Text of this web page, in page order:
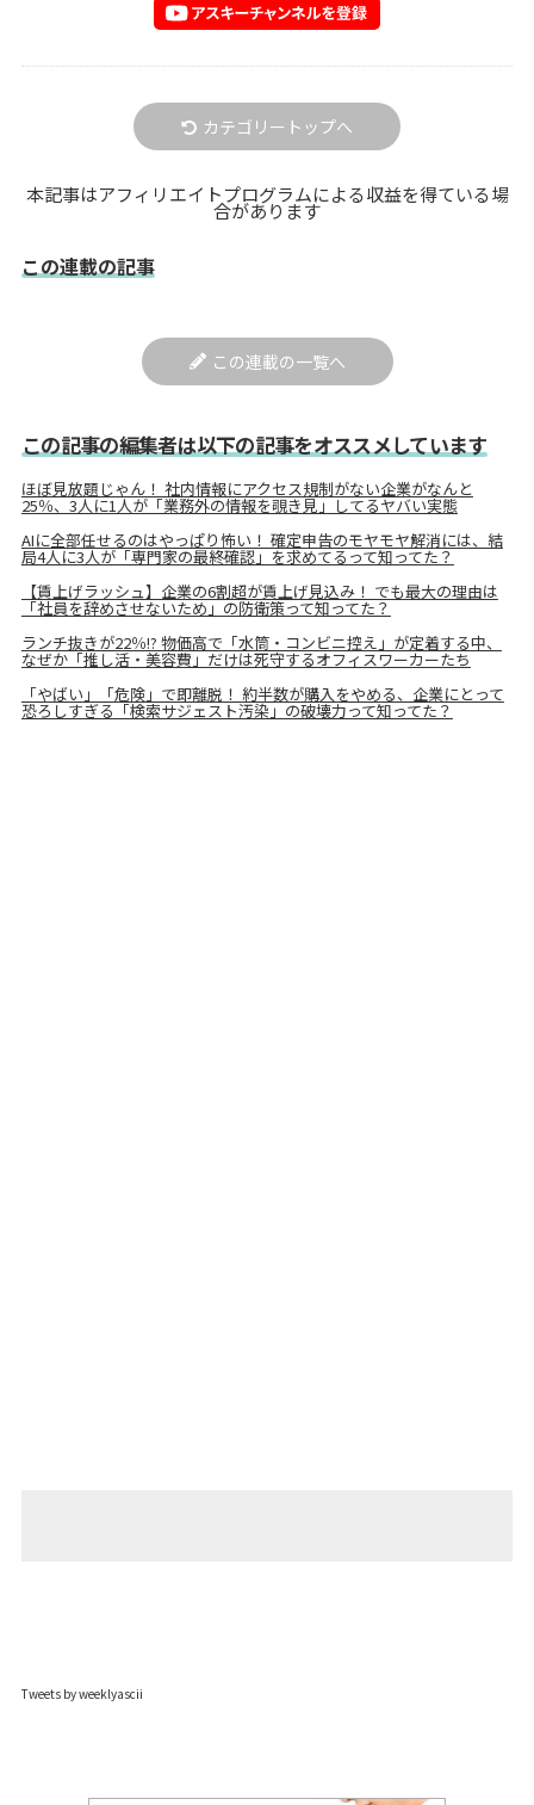
カテゴリートップへ
本記事はアフィリエイトプログラムによる収益を得ている場
合があります
この連載の記事
この連載の一覧へ
この記事の編集者は以下の記事をオススメしています
ほぼ見放題じゃん！ 社内情報にアクセス規制がない企業がなんと
25％、3人に1人が「業務外の情報を覗き見」してるヤバい実態
AIに全部任せるのはやっぱり怖い！ 確定申告のモヤモヤ解消には、結
局4人に3人が「専門家の最終確認」を求めてるって知ってた？
【賃上げラッシュ】企業の6割超が賃上げ見込み！ でも最大の理由は
「社員を辞めさせないため」の防衛策って知ってた？
ランチ抜きが22％!? 物価高で「水筒・コンビニ控え」が定着する中、
なぜか「推し活・美容費」だけは死守するオフィスワーカーたち
「やばい」「危険」で即離脱！ 約半数が購入をやめる、企業にとって
恐ろしすぎる「検索サジェスト汚染」の破壊力って知ってた？
Tweets by weeklyascii